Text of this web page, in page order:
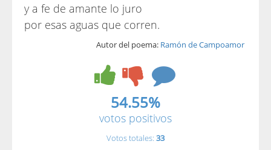
y a fe de amante lo juro
por esas aguas que corren.
Autor del poema: Ramón de Campoamor
54.55%
votos positivos
Votos totales: 33